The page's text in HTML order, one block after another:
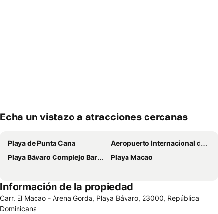
Echa un vistazo a atracciones cercanas
Playa de Punta Cana
Aeropuerto Internacional de Punta Cana
Playa Bávaro Complejo Barceló Bávaro
Playa Macao
Información de la propiedad
Carr. El Macao - Arena Gorda, Playa Bávaro, 23000, República
Dominicana